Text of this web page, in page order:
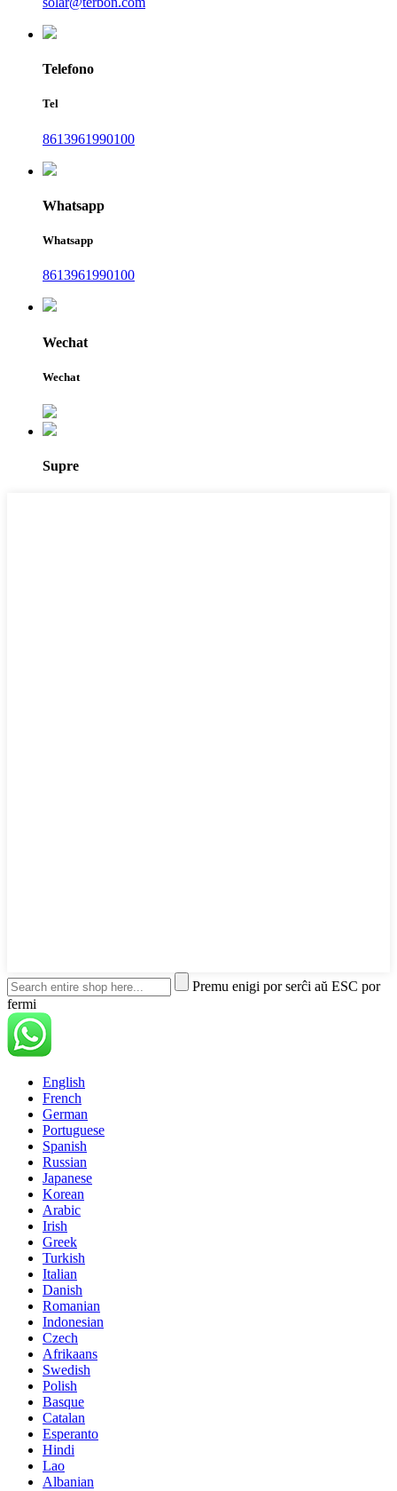
Telefono
Tel
8613961990100
Whatsapp
Whatsapp
8613961990100
Wechat
Wechat
Supre
Premu enigi por serĉi aŭ ESC por
fermi
English
French
German
Portuguese
Spanish
Russian
Japanese
Korean
Arabic
Irish
Greek
Turkish
Italian
Danish
Romanian
Indonesian
Czech
Afrikaans
Swedish
Polish
Basque
Catalan
Esperanto
Hindi
Lao
Albanian